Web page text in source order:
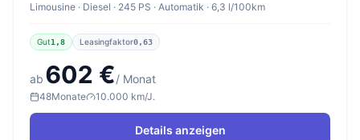
Limousine · Diesel · 245 PS · Automatik · 6,3 l/100km
Gut1,8 Leasingfaktor0,63
ab 602 €/ Monat
48Monate 10.000 km/J.
Details anzeigen